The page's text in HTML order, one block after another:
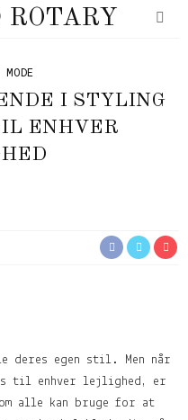
I STYLING
ENHVER
deres egen stil. Men når
til enhver lejlighed, er
alle kan bruge for at